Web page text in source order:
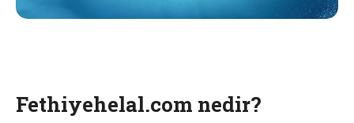
Fethiyehelal.com nedir?